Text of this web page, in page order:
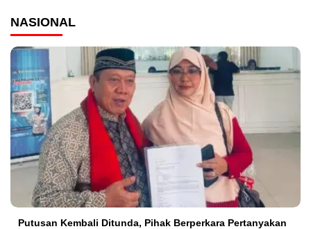
NASIONAL
Putusan Kembali Ditunda, Pihak Berperkara Pertanyakan